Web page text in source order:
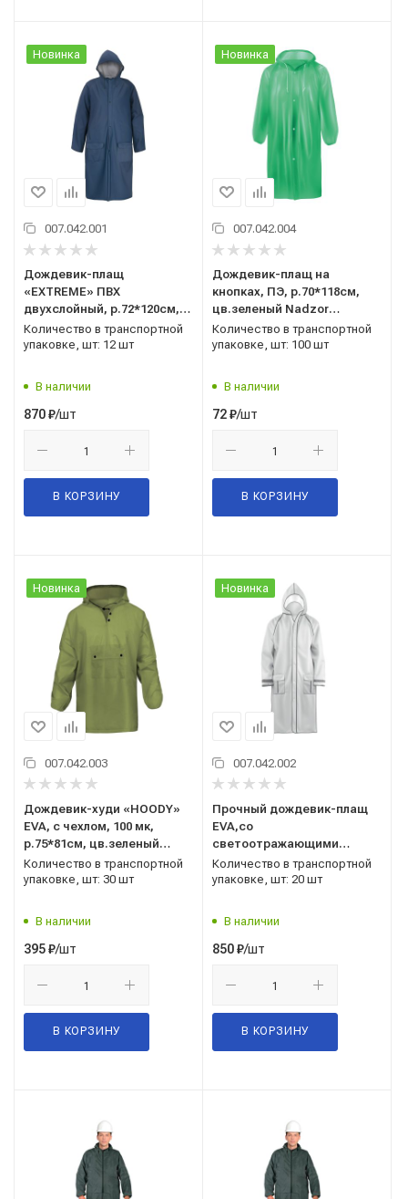
Новинка
007.042.001
Дождевик-плащ
«EXTREME» ПВХ
двухслойный, р.72*120см,
на молнии, с чехлом, 300 мк,
цв.синий+серебро Nadzor
Количество в транспортной
упаковке, шт: 12 шт
В наличии
870₽/шт
В КОРЗИНУ
Новинка
007.042.004
Дождевик-плащ на
кнопках, ПЭ, р.70*118см,
цв.зеленый Nadzor
DPH003E
Количество в транспортной
упаковке, шт: 100 шт
В наличии
72₽/шт
В КОРЗИНУ
Новинка
007.042.003
Дождевик-худи «HOODY»
EVA, с чехлом, 100 мк,
р.75*81см, цв.зеленый
Nadzor HOODY12
Количество в транспортной
упаковке, шт: 30 шт
В наличии
395₽/шт
В КОРЗИНУ
Новинка
007.042.002
Прочный дождевик-плащ
EVA,со
светоотражающими
кантом и полосами, на
кнопках,р.180*130см, 130
Количество в транспортной
упаковке, шт: 20 шт
В наличии
850₽/шт
В КОРЗИНУ